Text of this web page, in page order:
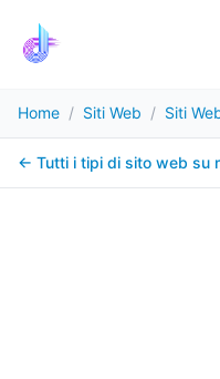
Home / Siti Web / Siti
← Tutti i tipi di sito web su